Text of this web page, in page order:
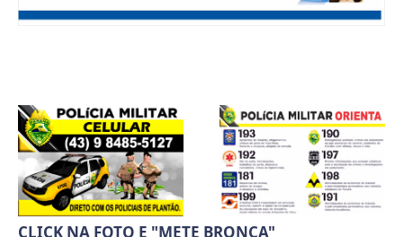
CLICK NA FOTO E "METE BRONCA"